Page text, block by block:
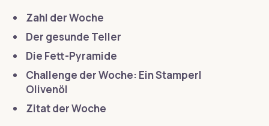
Zahl der Woche
Der gesunde Teller
Die Fett-Pyramide
Challenge der Woche: Ein Stamperl
Olivenöl
Zitat der Woche